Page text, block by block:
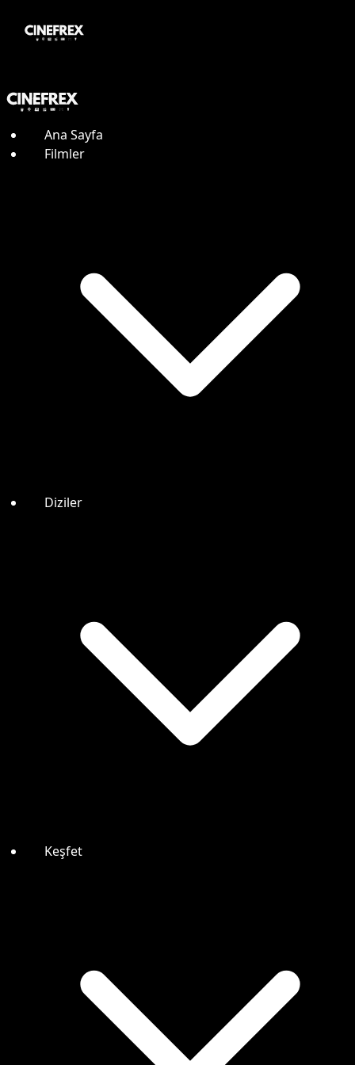
Ana Sayfa
Filmler
Diziler
Keşfet